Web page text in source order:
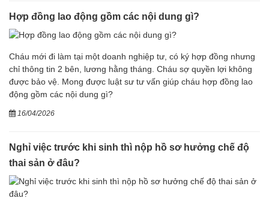
Hợp đồng lao động gồm các nội dung gì?
Cháu mới đi làm tại một doanh nghiệp tư, có ký hợp đồng nhưng
chỉ thông tin 2 bên, lương hằng tháng. Cháu sợ quyền lợi không
được bảo vệ. Mong được luật sư tư vấn giúp cháu hợp đồng lao
động gồm các nội dung gì?
16/04/2026
Nghỉ việc trước khi sinh thì nộp hồ sơ hưởng chế độ
thai sản ở đâu?